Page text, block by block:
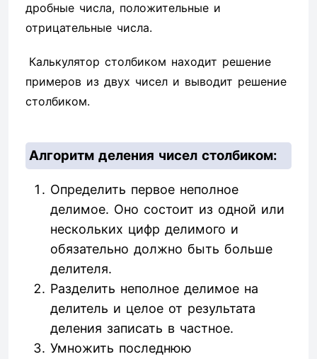
дробные числа, положительные и
отрицательные числа.
Калькулятор столбиком находит решение
примеров из двух чисел и выводит решение
столбиком.
Алгоритм деления чисел столбиком:
Определить первое неполное
делимое. Оно состоит из одной или
нескольких цифр делимого и
обязательно должно быть больше
делителя.
Разделить неполное делимое на
делитель и целое от результата
деления записать в частное.
Умножить последнюю